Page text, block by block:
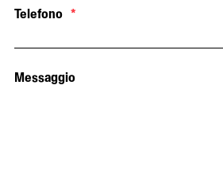
Telefono *
Messaggio